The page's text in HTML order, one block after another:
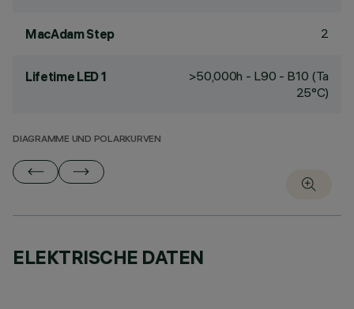
MacAdam Step 2
Lifetime LED 1
>50,000h - L90 - B10 (Ta
25°C)
DIAGRAMME UND POLARKURVEN
ELEKTRISCHE DATEN